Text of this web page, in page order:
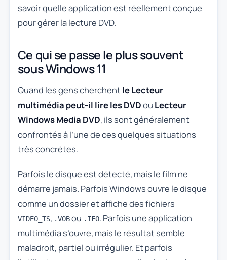
savoir quelle application est réellement conçue
pour gérer la lecture DVD.
Ce qui se passe le plus souvent
sous Windows 11
Quand les gens cherchent le Lecteur
multimédia peut-il lire les DVDou Lecteur
Windows Media DVD, ils sont généralement
confrontés à l’une de ces quelques situations
très concrètes.
Parfois le disque est détecté, mais le film ne
démarre jamais. Parfois Windows ouvre le disque
comme un dossier et affiche des fichiers
VIDEO_TS, .VOBou .IFO. Parfois une application
multimédia s’ouvre, mais le résultat semble
maladroit, partiel ou irrégulier. Et parfois